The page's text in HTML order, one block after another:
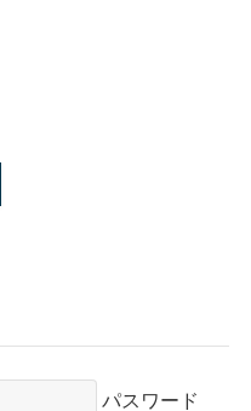
パスワード